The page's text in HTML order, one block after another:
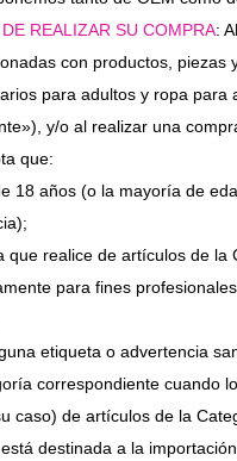
REALIZAR SU COMPRA:
con productos, piezas
para adultos y ropa para
y/o al realizar una
que:
18 años (o la mayoría de
que realice de artículos de la
para fines
etiqueta o advertencia
correspondiente cuando
caso) de artículos de la
destinada a la